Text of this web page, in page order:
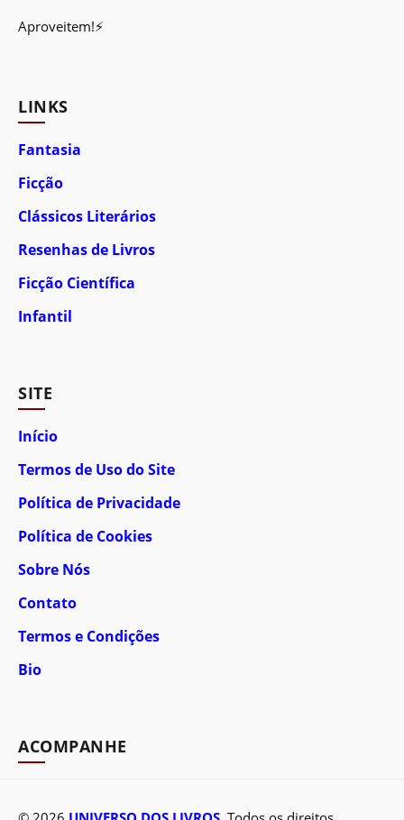
Aproveitem!⚡
LINKS
Fantasia
Ficção
Clássicos Literários
Resenhas de Livros
Ficção Científica
Infantil
SITE
Início
Termos de Uso do Site
Política de Privacidade
Política de Cookies
Sobre Nós
Contato
Termos e Condições
Bio
ACOMPANHE